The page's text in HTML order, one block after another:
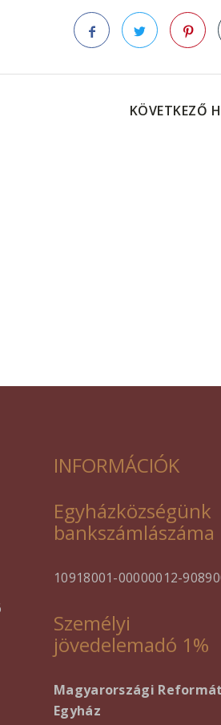
KÖVETKEZŐ
INFORMÁCIÓK
Egyházközségünk
bankszámlászáma
10918001-00000012-
Személyi
jövedelemadó 1%
Magyarországi
Egyház